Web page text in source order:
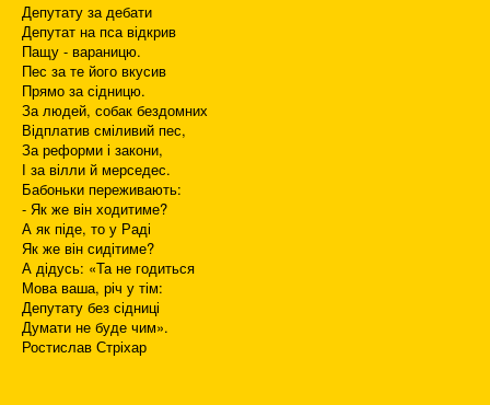
Депутату за дебати
Депутат на пса відкрив
Пащу - вараницю.
Пес за те його вкусив
Прямо за сідницю.
За людей, собак бездомних
Відплатив сміливий пес,
За реформи і закони,
І за вілли й мерседес.
Бабоньки переживають:
- Як же він ходитиме?
А як піде, то у Раді
Як же він сидітиме?
А дідусь: «Та не годиться
Мова ваша, річ у тім:
Депутату без сідниці
Думати не буде чим».
Ростислав Стріхар